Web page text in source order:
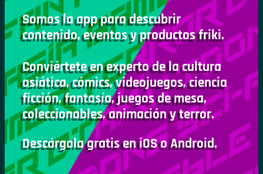
Somos la app para descubrir
contenido, eventos y productos friki.
Conviértete en experto de la cultura
asiática, cómics, videojuegos, ciencia
ficción, fantasía, juegos de mesa,
coleccionables, animación y terror.
Descárgala gratis en iOS o Android.